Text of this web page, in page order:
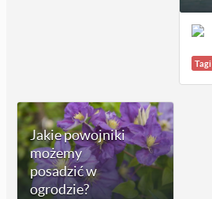
Tagi
Jakie powojniki
możemy
posadzić w
ogrodzie?